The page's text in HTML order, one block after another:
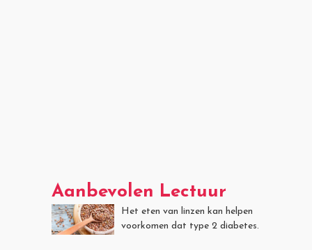
Aanbevolen Lectuur
Het eten van linzen kan helpen
voorkomen dat type 2 diabetes.